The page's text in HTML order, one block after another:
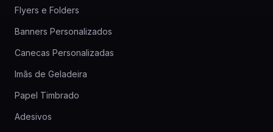
Flyers e Folders
Banners Personalizados
Canecas Personalizadas
Imãs de Geladeira
Papel Timbrado
Adesivos